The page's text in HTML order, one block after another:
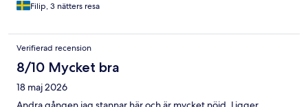
Filip, 3 nätters resa
Verifierad recension
8/10 Mycket bra
18 maj 2026